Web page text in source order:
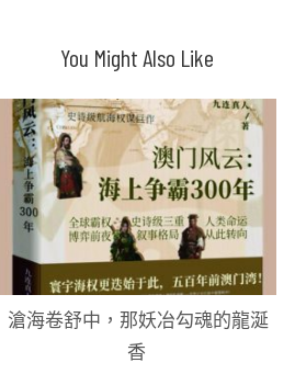
You Might Also Like
滄海卷舒中，那妖冶勾魂的龍涎
香